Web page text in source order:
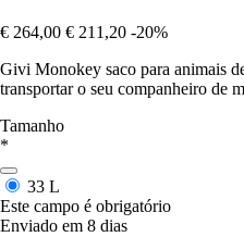
€ 264,00 € 211,20 -20%
Givi Monokey saco para animais
transportar o seu companheiro de
Tamanho
*
33 L
Este campo é obrigatório
Enviado em 8 dias